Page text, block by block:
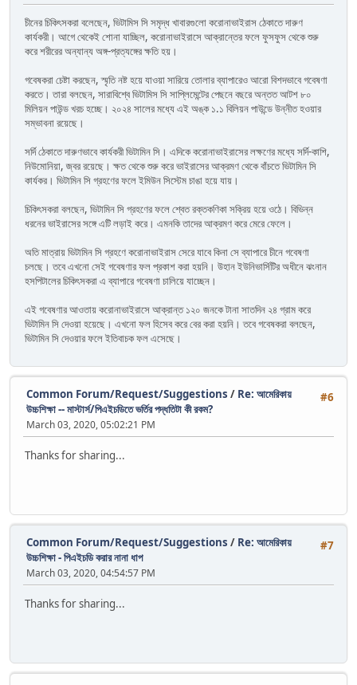
চীনের চিকিৎসকরা বলেছেন, ভিটামিস সি সমৃদ্ধ খাবারগুলো করোনাভাইরাস ঠেকাতে দারুণ
কার্যকরী। আগে থেকেই শোনা যাচ্ছিল, করোনাভাইরাসে আক্রান্তের ফলে ফুসফুস থেকে শুরু
করে শরীরের অন্যান্য অঙ্গ-প্রত্যঙ্গের ক্ষতি হয়।
গবেষকরা চেষ্টা করছেন, স্মৃতি নষ্ট হয়ে যাওয়া সারিয়ে তোলার ব্যাপারেও আরো বিশদভাবে গবেষণা
করতে। তারা বলছেন, সারাবিশ্বে ভিটামিস সি সাপ্লিমেন্টের পেছনে বছরে অন্তত আটশ ৮০
মিলিয়ন পাউন্ড খরচ হচ্ছে। ২০২৪ সালের মধ্যে এই অঙ্ক ১.১ বিলিয়ন পাউন্ডে উন্নীত হওয়ার
সম্ভাবনা রয়েছে।
সর্দি ঠেকাতে দারুণভাবে কার্যকরী ভিটামিন সি। এদিকে করোনাভাইরাসের লক্ষণের মধ্যে সর্দি-কাশি,
নিউমোনিয়া, জ্বর রয়েছে। ক্ষত থেকে শুরু করে ভাইরাসের আক্রমণ থেকে বাঁচতে ভিটামিন সি
কার্যকর। ভিটামিন সি গ্রহণের ফলে ইমিউন সিস্টেম চাঙা হয়ে যায়।
চিকিৎসকরা বলছেন, ভিটামিন সি গ্রহণের ফলে শ্বেত রক্তকণিকা সক্রিয় হয়ে ওঠে। বিভিন্ন
ধরনের ভাইরাসের সঙ্গে এটি লড়াই করে। এমনকি তাদের আক্রমণ করে মেরে ফেলে।
অতি মাত্রায় ভিটামিন সি গ্রহণে করোনাভাইরাস সেরে যাবে কিনা সে ব্যাপারে চীনে গবেষণা
চলছে। তবে এখনো সেই গবেষণার ফল প্রকাশ করা হয়নি। উহান ইউনিভার্সিটির অধীনে ঝংনান
হসপিটালের চিকিৎসকরা এ ব্যাপারে গবেষণা চালিয়ে যাচ্ছেন।
এই গবেষণার আওতায় করোনাভাইরাসে আক্রান্ত ১২০ জনকে টানা সাতদিন ২৪ গ্রাম করে
ভিটামিন সি দেওয়া হয়েছে। এখনো ফল হিসেব করে বের করা হয়নি। তবে গবেষকরা বলছেন,
ভিটামিন সি দেওয়ার ফলে ইতিবাচক ফল এসেছে।
#6
Common Forum/Request/Suggestions / Re: আমেরিকায়
উচ্চশিক্ষা -- মাস্টার্স/পিএইচডিতে ভর্তির পদ্ধতিটা কী রকম?
March 03, 2020, 05:02:21 PM
Thanks for sharing...
#7
Common Forum/Request/Suggestions / Re: আমেরিকায়
উচ্চশিক্ষা - পিএইচডি করার নানা ধাপ
March 03, 2020, 04:54:57 PM
Thanks for sharing...